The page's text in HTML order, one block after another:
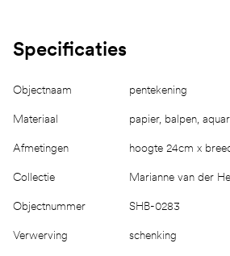
Specificaties
Objectnaam pentekening
Materiaal papier, balpen,
Afmetingen hoogte 24cm x
Collectie Marianne van der
Objectnummer SHB-0283
Verwerving schenking